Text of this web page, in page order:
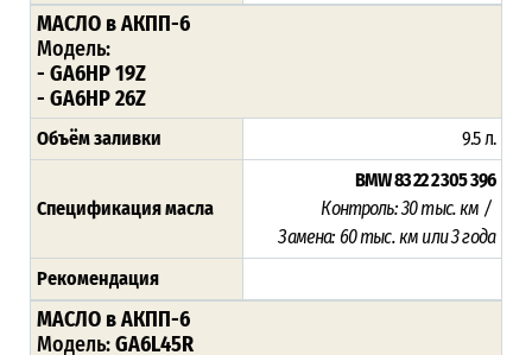
МАСЛО в АКПП-6
Модель:
- GA6HP 19Z
- GA6HP 26Z
Объём заливки 9.5 л.
Спецификация масла
BMW 83 22 2 305 396
Контроль: 30 тыс. км /
Замена: 60 тыс. км или 3 года
Рекомендация
МАСЛО в АКПП-6
Модель:GA6L45R